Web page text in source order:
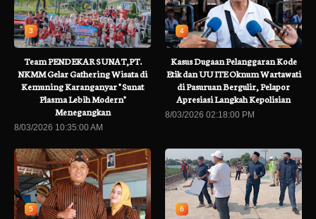
3
Team PENDEKAR SUNAT,PT.
NKMM Gelar Gathering Wisata di
Kemuning Karanganyar " Sunat
Plasma Lebih Modern"
Menegangkan
8/03/2026 10:35:00 AM
4
Kasus Dugaan Pelanggaran Kode
Etik dan UU ITE Oknum Wartawati
di Pasuruan Bergulir, Pelapor
Apresiasi Langkah Kepolisian
8/03/2026 02:18:00 PM
5 6